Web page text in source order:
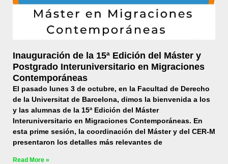
Inauguración de la 15ª Edición del Máster y
Postgrado Interuniversitario en Migraciones
Contemporáneas
El pasado lunes 3 de octubre, en la Facultad de Derecho
de la Universitat de Barcelona, dimos la bienvenida a los
y las alumnas de la 15ª Edición del Máster
Interuniversitario en Migraciones Contemporáneas. En
esta prime sesión, la coordinación del Máster y del CER-M
presentaron los detalles más relevantes de
Read More »